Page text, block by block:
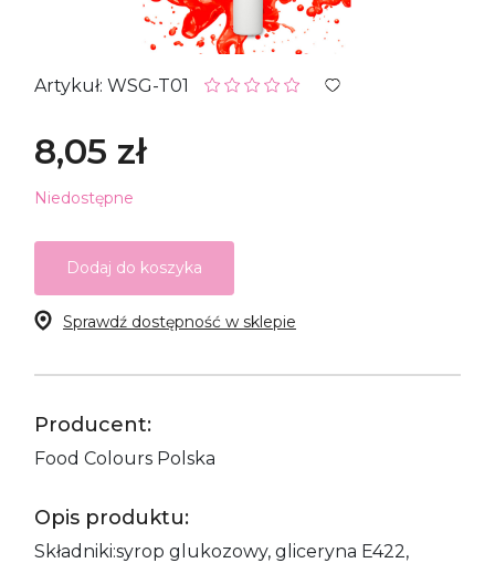
Artykuł: WSG-T01
8,05 zł
Niedostępne
Dodaj do koszyka
Sprawdź dostępność w sklepie
Producent:
Food Colours Polska
Opis produktu:
Składniki:syrop glukozowy, gliceryna E422,